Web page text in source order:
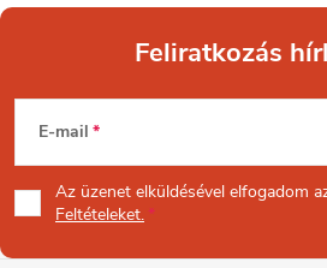
L
á
b
Feliratkozás
E-mail
Az üzenet elküldésével elfogadom
Feltételeket.